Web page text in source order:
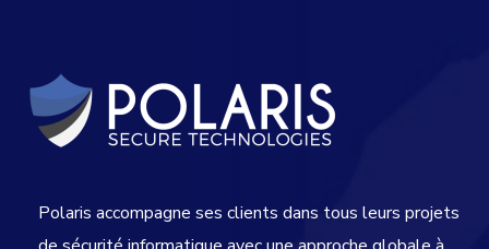
Polaris accompagne ses clients dans tous leurs projets